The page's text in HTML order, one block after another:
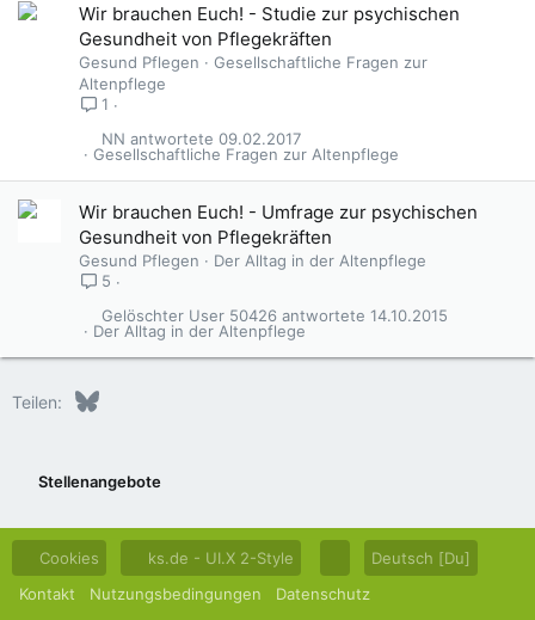
Wir brauchen Euch! - Studie zur psychischen
Gesundheit von Pflegekräften
Gesund Pflegen
Gesellschaftliche Fragen zur
Altenpflege
1
Gesellschaftliche Fragen zur Altenpflege
09.02.2017
NN
Wir brauchen Euch! - Umfrage zur psychischen
Gesundheit von Pflegekräften
Gesund Pflegen
Der Alltag in der Altenpflege
5
Der Alltag in der Altenpflege
14.10.2015
Gelöschter User 50426
Teilen: Bluesky
Stellenangebote
Cookies ks.de - UI.X 2-Style
Deutsch [Du]
Kontakt
Nutzungsbedingungen
Datenschutz